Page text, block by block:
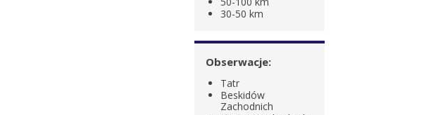
30-50 km
Obserwacje:
Tatr
Beskidów
Zachodnich